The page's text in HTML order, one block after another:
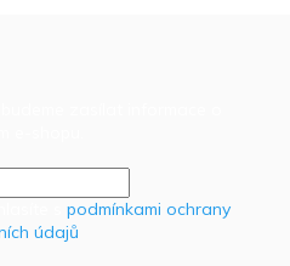
podmínkami ochrany
údajů